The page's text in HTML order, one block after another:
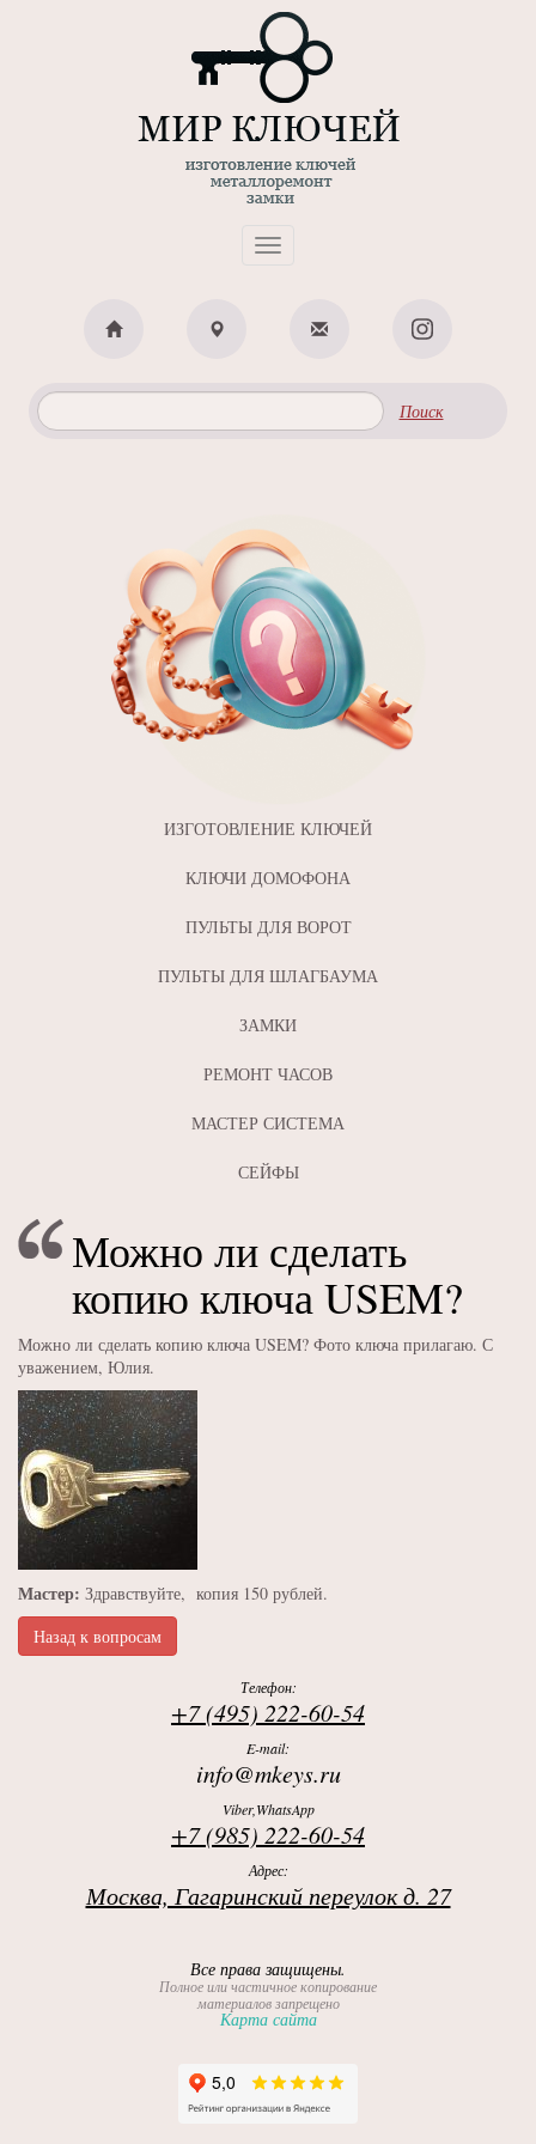
Toggle
Поиск
ИЗГОТОВЛЕНИЕ КЛЮЧЕЙ
КЛЮЧИ ДОМОФОНА
ПУЛЬТЫ ДЛЯ ВОРОТ
ПУЛЬТЫ ДЛЯ ШЛАГБАУМА
ЗАМКИ
РЕМОНТ ЧАСОВ
МАСТЕР СИСТЕМА
СЕЙФЫ
Можно ли сделать
копию ключа USEM?
Можно ли сделать копию ключа USEM? Фото ключа прилагаю. С
уважением, Юлия.
Мастер: Здравствуйте, копия 150 рублей.
Назад к вопросам
Телефон:
+7 (495) 222-60-54
E-mail:
info@mkeys.ru
Viber,WhatsApp
+7 (985) 222-60-54
Адрес:
Москва, Гагаринский переулок д. 27
Все права защищены.
Полное или частичное копирование
материалов запрещено
Карта сайта